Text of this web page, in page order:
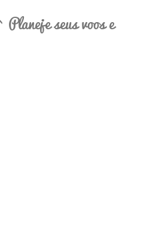
Planeje seus voos e